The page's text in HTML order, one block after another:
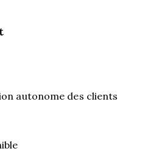
autonome des clients